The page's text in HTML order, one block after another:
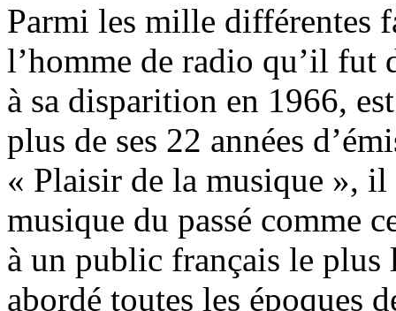
Parmi les mille différentes
l’homme de radio qu’il fut
à sa disparition en 1966,
plus de ses 22 années
« Plaisir de la musique », il
musique du passé comme
à un public français le plus
abordé toutes les époques